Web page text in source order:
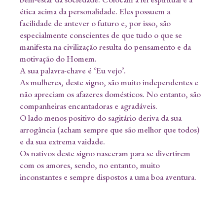
ética acima da personalidade. Eles possuem a
facilidade de antever o futuro e, por isso, são
especialmente conscientes de que tudo o que se
manifesta na civilização resulta do pensamento e da
motivação do Homem.
A sua palavra-chave é ‘Eu vejo’.
As mulheres, deste signo, são muito independentes e
não apreciam os afazeres domésticos. No entanto, são
companheiras encantadoras e agradáveis.
O lado menos positivo do sagitário deriva da sua
arrogância (acham sempre que são melhor que todos)
e da sua extrema vaidade.
Os nativos deste signo nasceram para se divertirem
com os amores, sendo, no entanto, muito
inconstantes e sempre dispostos a uma boa aventura.